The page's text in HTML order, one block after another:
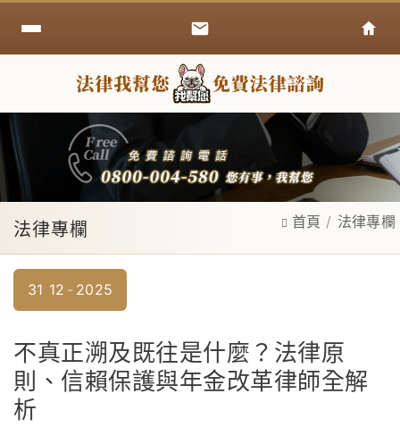
法律專欄 首頁 法律專欄
31 12 2025
不真正溯及既往是什麼？法律原
則、信賴保護與年金改革律師全解
析